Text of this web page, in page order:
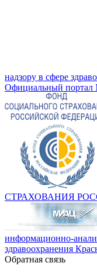
надзору в сфере
Официальный портал
СТРАХОВАНИЯ
информационно-
здравоохранения
Обратная связь